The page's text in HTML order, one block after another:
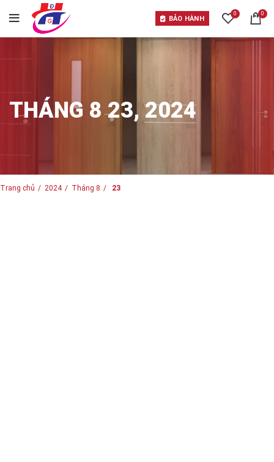
BẢO HÀNH
0 0
THÁNG 8 23, 2024
Trang chủ 2024 Tháng 8 23